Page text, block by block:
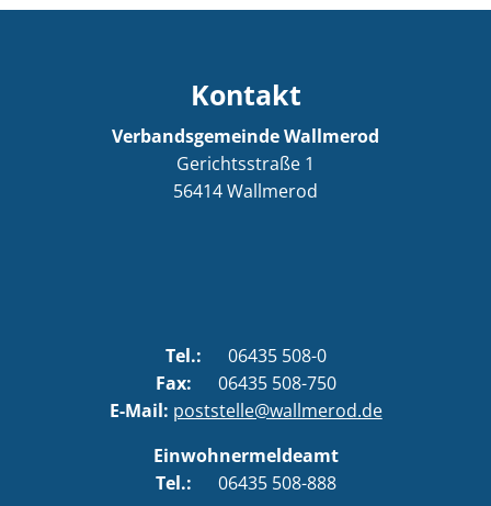
Kontakt
Verbandsgemeinde Wallmerod
Gerichtsstraße 1
56414Wallmerod
Tel.:
06435 508-0
Fax: 06435 508-750
E-Mail: poststelle@wallmerod.de
Einwohnermeldeamt
Tel.: 06435 508-888